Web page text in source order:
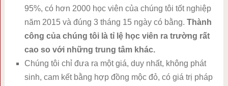
95%, có hơn 2000 học viên của chúng tôi tốt nghiệp
năm 2015 và đúng 3 tháng 15 ngày có bằng. Thành
công của chúng tôi là tỉ lệ học viên ra trường rất
cao so với những trung tâm khác.
Chúng tôi chỉ đưa ra một giá, duy nhất, không phát
sinh, cam kết bằng hợp đồng mộc đỏ, có giá trị pháp